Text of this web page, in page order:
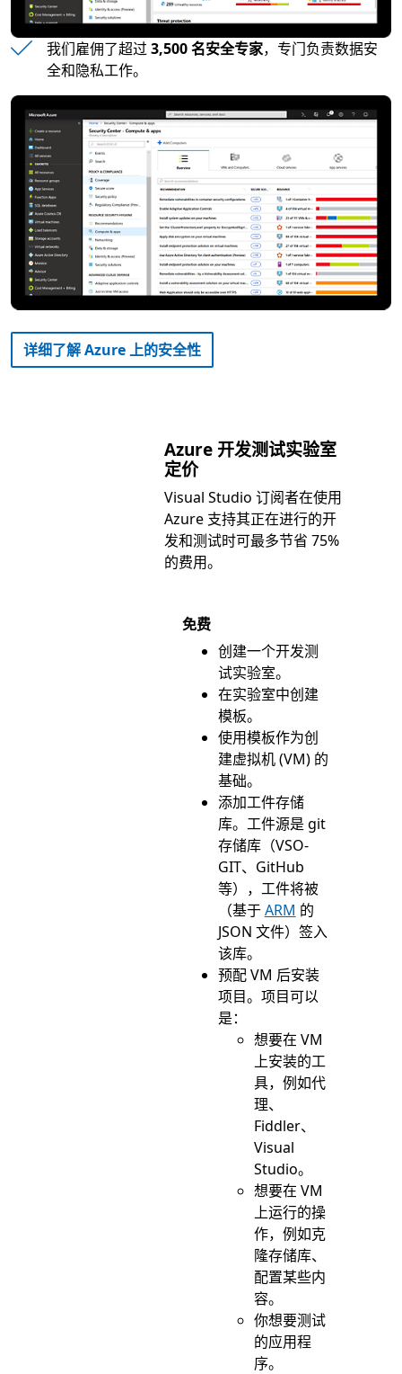
我们雇佣了超过3,500 名安全专家，专门负责数据安
全和隐私工作。
详细了解 Azure 上的安全性
Azure 开发测试实验室
定价
Visual Studio 订阅者在使用
Azure 支持其正在进行的开
发和测试时可最多节省 75%
的费用。
免费
创建一个开发测
试实验室。
在实验室中创建
模板。
使用模板作为创
建虚拟机 (VM) 的
基础。
添加工件存储
库。工件源是 git
存储库（VSO-
GIT、GitHub
等），工件将被
（基于ARM 的
JSON 文件）签入
该库。
预配 VM 后安装
项目。项目可以
是：
想要在 VM
上安装的工
具，例如代
理、
Fiddler、
Visual
Studio。
想要在 VM
上运行的操
作，例如克
隆存储库、
配置某些内
容。
你想要测试
的应用程
序。